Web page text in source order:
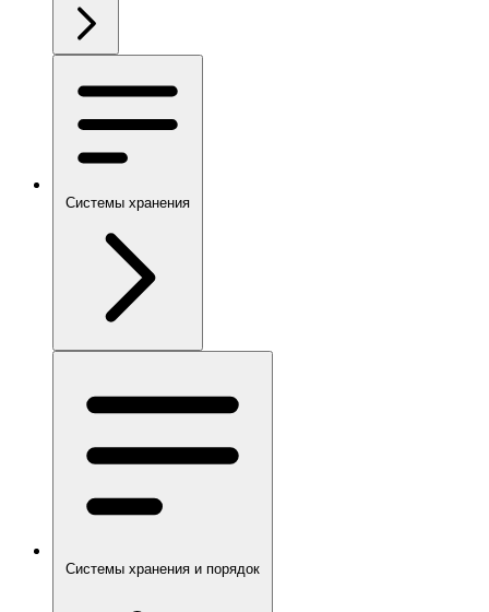
Системы хранения
Системы хранения и порядок